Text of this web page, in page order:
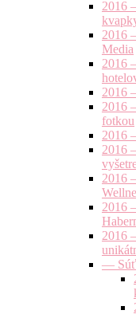
2016
2016
Media
2016
2016
2016
fotkou
2016
2016
2016
2016
2016
—